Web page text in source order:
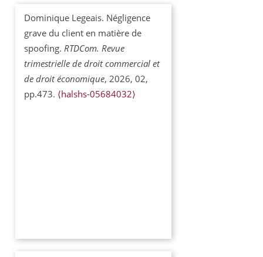
Dominique Legeais. Négligence
grave du client en matière de
spoofing. RTDCom. Revue
trimestrielle de droit commercial et
de droit économique, 2026, 02,
pp.473. ⟨halshs-05684032⟩